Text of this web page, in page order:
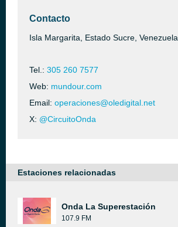
Contacto
Isla Margarita, Estado Sucre, Venezuela
Tel.: 305 260 7577
Web: mundour.com
Email: operaciones@oledigital.net
X: @CircuitoOnda
Estaciones relacionadas
Onda La Superestación
107.9 FM